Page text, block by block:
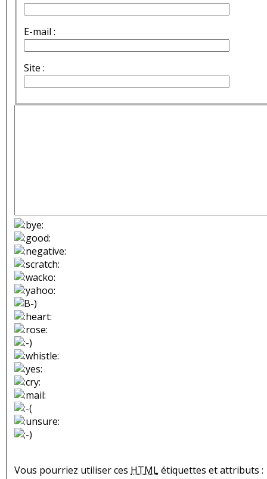
E-mail :
Site :
Vous pourriez utiliser ces HTMLétiquettes et attributs :